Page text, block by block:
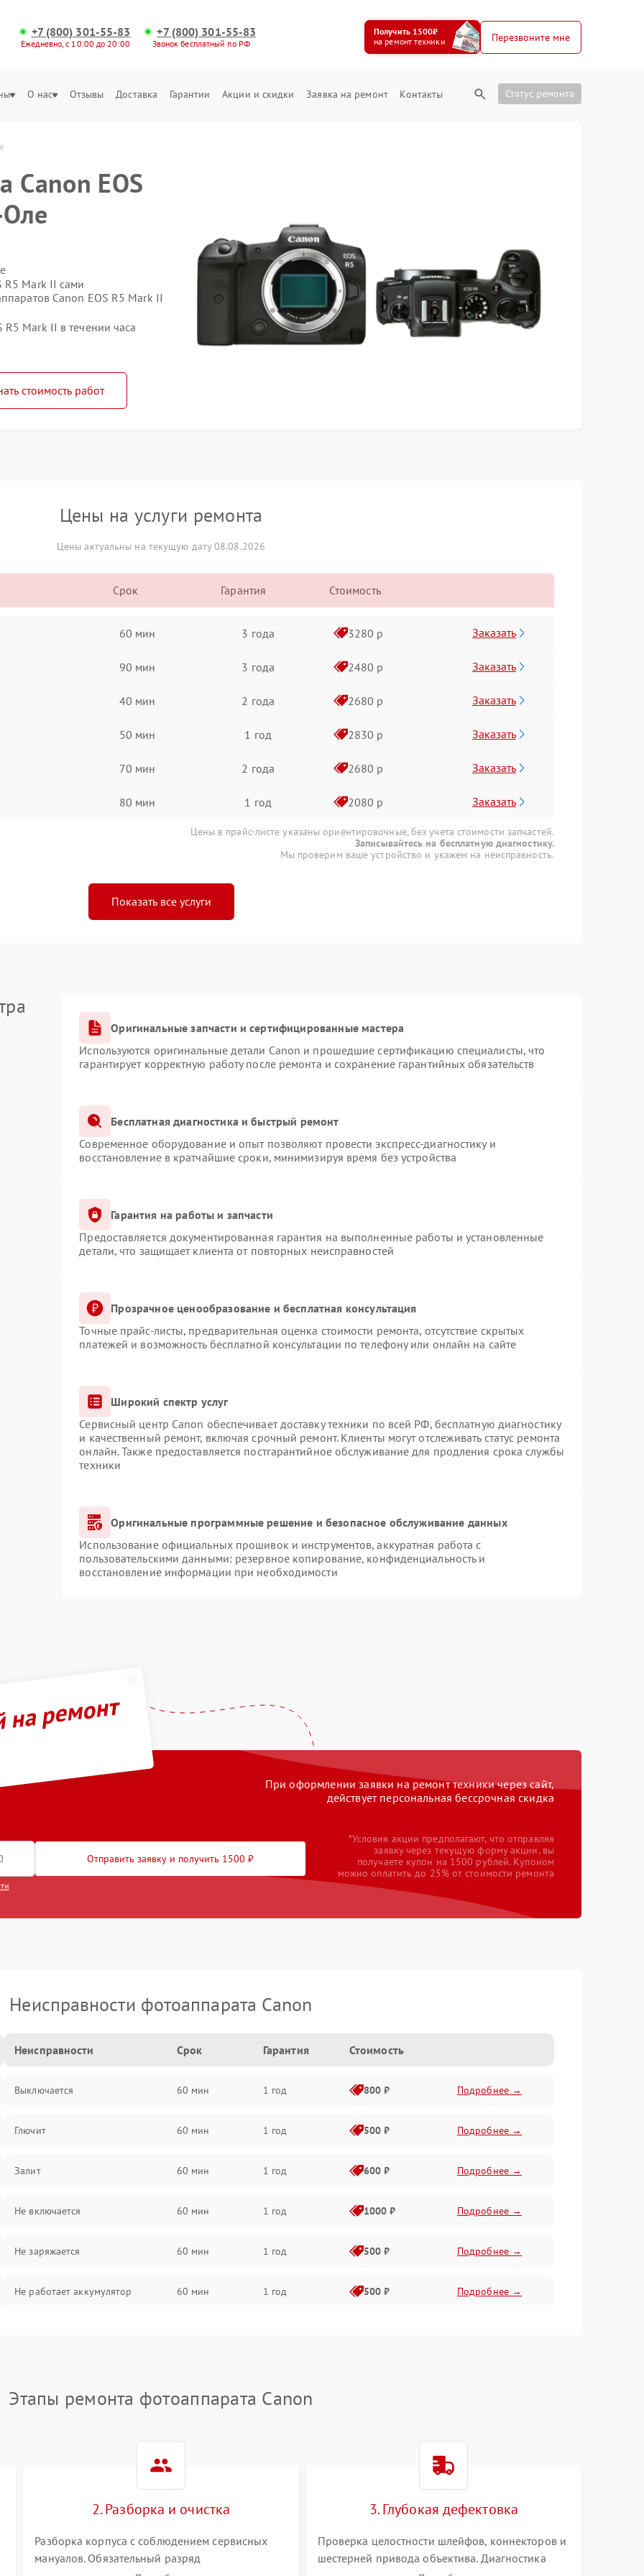
+7 (800) 301-55-83
Ежедневно, с 10:00 до 20:00
+7 (800) 301-55-83
Звонок бесплатный по РФ
Получить 1500₽
на ремонт техники
Перезвоните мне
О нас Отзывы Доставка Гарантии Акции и скидки Заявка на ремонт Контакты Статус ремонта
Canon EOS
R5 Mark II сами
Canon EOS R5 Mark II
Mark II в течении часа
стоимость работ
Цены на услуги ремонта
Цены актуальны на текущую дату 08.08.2026
Срок Гарантия Стоимость
60 мин 3 года 3280 р Заказать
90 мин 3 года 2480 р Заказать
40 мин 2 года 2680 р Заказать
50 мин 1 год 2830 р Заказать
70 мин 2 года 2680 р Заказать
80 мин 1 год 2080 р Заказать
Цены в прайс-листе указаны ориентировочные, без учета стоимости запчастей.
Записывайтесь на бесплатную диагностику.
Мы проверим ваше устройство и укажем на неисправность.
Показать все услуги
Оригинальные запчасти и сертифицированные мастера
Используются оригинальные детали Canon и прошедшие сертификацию специалисты, что
гарантирует корректную работу после ремонта и сохранение гарантийных обязательств
Бесплатная диагностика и быстрый ремонт
Современное оборудование и опыт позволяют провести экспресс-диагностику и
восстановление в кратчайшие сроки, минимизируя время без устройства
Гарантия на работы и запчасти
Предоставляется документированная гарантия на выполненные работы и установленные
детали, что защищает клиента от повторных неисправностей
Прозрачное ценообразование и бесплатная консультация
Точные прайс-листы, предварительная оценка стоимости ремонта, отсутствие скрытых
платежей и возможность бесплатной консультации по телефону или онлайн на сайте
Широкий спектр услуг
Сервисный центр Canon обеспечивает доставку техники по всей РФ, бесплатную диагностику
и качественный ремонт, включая срочный ремонт. Клиенты могут отслеживать статус ремонта
онлайн. Также предоставляется постгарантийное обслуживание для продления срока службы
техники
Оригинальные программные решение и безопасное обслуживание данных
Использование официальных прошивок и инструментов, аккуратная работа с
пользовательскими данными: резервное копирование, конфиденциальность и
восстановление информации при необходимости
ремонт
При оформлении заявки на ремонт техники через сайт,
действует персональная бессрочная скидка
Отправить заявку и получить 1500 ₽
*Условия акции предполагают, что отправляя
заявку через текущую форму акции, вы
получаете купон на 1500 рублей. Купоном
можно оплатить до 25% от стоимости ремонта
Неисправности фотоаппарата Canon
Неисправности Срок Гарантия Стоимость
Выключается 60 мин 1 год 800 ₽ Подробнее →
Глючит 60 мин 1 год 500 ₽ Подробнее →
Залит 60 мин 1 год 600 ₽ Подробнее →
Не включается 60 мин 1 год 1000 ₽ Подробнее →
Не заряжается 60 мин 1 год 500 ₽ Подробнее →
Не работает аккумулятор 60 мин 1 год 500 ₽ Подробнее →
Этапы ремонта фотоаппарата Canon
2. Разборка и очистка
Разборка корпуса с соблюдением сервисных
мануалов. Обязательный разряд
3. Глубокая дефектовка
Проверка целостности шлейфов, коннекторов и
шестерней привода объектива. Диагностика